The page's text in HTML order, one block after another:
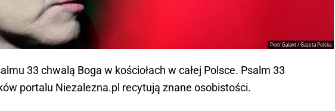
Piotr Galant / Gazeta Polska
33 chwalą Boga w kościołach w całej Polsce. Psalm 33
portalu Niezalezna.pl recytują znane osobistości.